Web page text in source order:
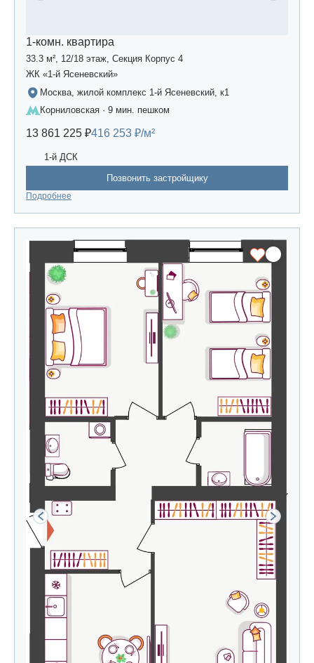
1-комн. квартира
33.3 м², 12/18 этаж, Секция Корпус 4
ЖК «1-й Ясеневский»
Москва, жилой комплекс 1-й Ясеневский, к1
Корниловская · 9 мин. пешком
13 861 225 ₽416 253 ₽/м²
1-й ДСК
Позвонить застройщику
Подробнее